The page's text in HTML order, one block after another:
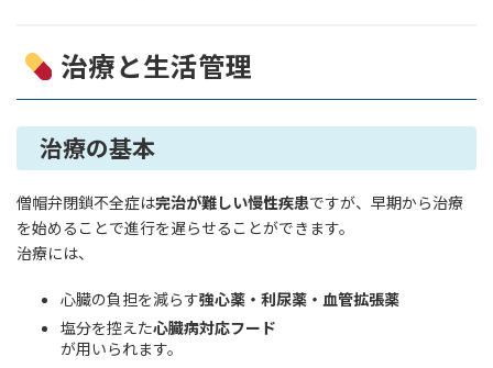
治療と生活管理
治療の基本
僧帽弁閉鎖不全症は完治が難しい慢性疾患ですが、早期から治療
を始めることで進行を遅らせることができます。
治療には、
心臓の負担を減らす強心薬・利尿薬・血管拡張薬
塩分を控えた心臓病対応フード
が用いられます。